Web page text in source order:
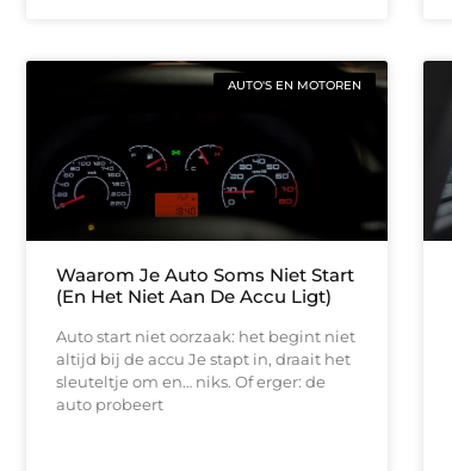
AUTO'S EN MOTOREN
Waarom Je Auto Soms Niet Start
(En Het Niet Aan De Accu Ligt)
Auto start niet oorzaak: het begint niet
altijd bij de accu Je stapt in, draait het
sleuteltje om en… niks. Of erger: de
auto probeert